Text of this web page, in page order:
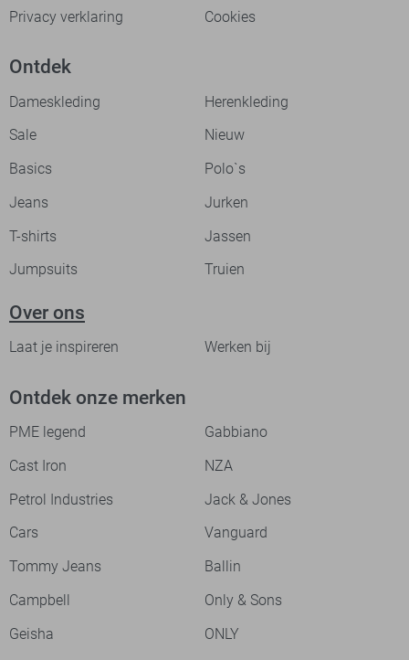
Privacy verklaring
Cookies
Ontdek
Dameskleding
Herenkleding
Sale
Nieuw
Basics
Polo`s
Jeans
Jurken
T-shirts
Jassen
Jumpsuits
Truien
Over ons
Laat je inspireren Werken bij
Ontdek onze merken
PME legend
Gabbiano
Cast Iron
NZA
Petrol Industries
Jack & Jones
Cars
Vanguard
Tommy Jeans
Ballin
Campbell
Only & Sons
Geisha
ONLY